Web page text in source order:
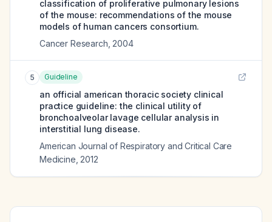
classification of proliferative pulmonary lesions
of the mouse: recommendations of the mouse
models of human cancers consortium.
Cancer Research 2004
5 Guideline
an official american thoracic society clinical
practice guideline: the clinical utility of
bronchoalveolar lavage cellular analysis in
interstitial lung disease.
American Journal of Respiratory and Critical Care
Medicine 2012